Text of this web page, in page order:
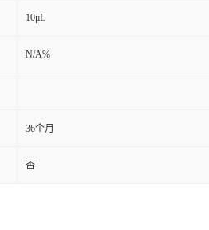
10μL
N/A%
36个月
否